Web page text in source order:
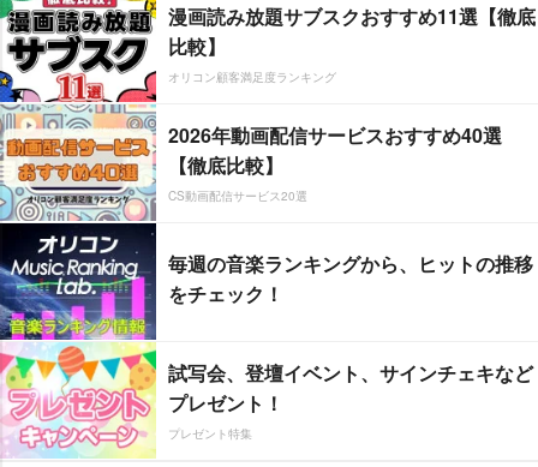
漫画読み放題サブスクおすすめ11選【徹底
比較】
オリコン顧客満足度ランキング
2026年動画配信サービスおすすめ40選
【徹底比較】
CS動画配信サービス20選
毎週の音楽ランキングから、ヒットの推移
をチェック！
試写会、登壇イベント、サインチェキなど
プレゼント！
プレゼント特集